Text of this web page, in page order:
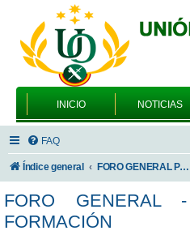
INICIO NOTICIAS
FAQ
Índice general FORO GENERAL PARA TODOS LOS USUARIOS
FORO GENERAL
FORMACIÓN